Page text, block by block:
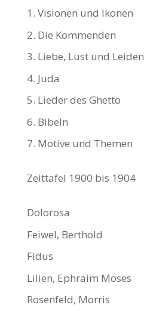
1. Visionen und Ikonen
2. Die Kommenden
3. Liebe, Lust und Leiden
4. Juda
5. Lieder des Ghetto
6. Bibeln
7. Motive und Themen
Zeittafel 1900 bis 1904
Dolorosa
Feiwel, Berthold
Fidus
Lilien, Ephraim Moses
Rosenfeld, Morris